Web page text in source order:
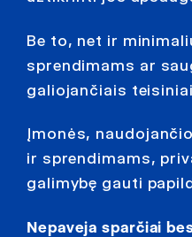
Be to, net ir
sprendimams ar
galiojančiais
Įmonės,
ir sprendimams,
galimybę gauti
Nepaveja sparčiai